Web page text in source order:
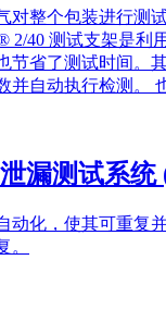
对整个包装进行测
2/40 测试支架是利
节省了测试时间。
并自动执行检测。
漏测试系统
动化，使其可重复
。